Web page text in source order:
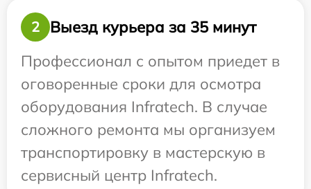
2
Выезд курьера за 35 минут
Профессионал с опытом приедет в
оговоренные сроки для осмотра
оборудования Infratech. В случае
сложного ремонта мы организуем
транспортировку в мастерскую в
сервисный центр Infratech.